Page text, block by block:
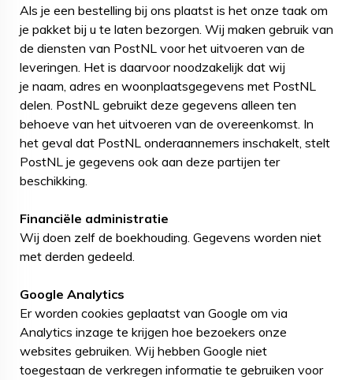
Als je een bestelling bij ons plaatst is het onze taak om
je pakket bij u te laten bezorgen. Wij maken gebruik van
de diensten van PostNL voor het uitvoeren van de
leveringen. Het is daarvoor noodzakelijk dat wij
je naam, adres en woonplaatsgegevens met PostNL
delen. PostNL gebruikt deze gegevens alleen ten
behoeve van het uitvoeren van de overeenkomst. In
het geval dat PostNL onderaannemers inschakelt, stelt
PostNL je gegevens ook aan deze partijen ter
beschikking.
Financiële administratie
Wij doen zelf de boekhouding. Gegevens worden niet
met derden gedeeld.
Google Analytics
Er worden cookies geplaatst van Google om via
Analytics inzage te krijgen hoe bezoekers onze
websites gebruiken. Wij hebben Google niet
toegestaan de verkregen informatie te gebruiken voor